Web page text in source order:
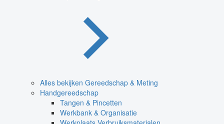
Alles bekijken Gereedschap & Meting
Handgereedschap
Tangen & Pincetten
Werkbank & Organisatie